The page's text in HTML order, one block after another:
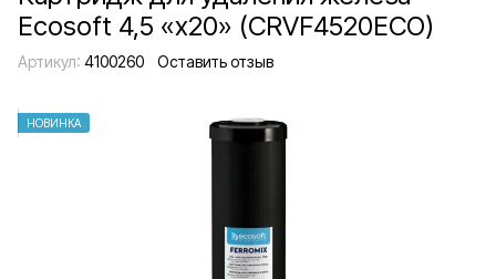
Ecosoft 4,5 «х20» (CRVF4520ECO)
Артикул: 4100260 Оставить отзыв
НОВИНКА